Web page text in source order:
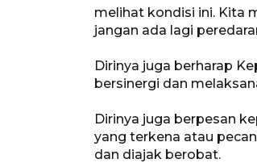
melihat kondisi ini. Kita
jangan ada lagi
Dirinya juga berharap
bersinergi dan
Dirinya juga berpesan
yang terkena atau
dan diajak berobat.